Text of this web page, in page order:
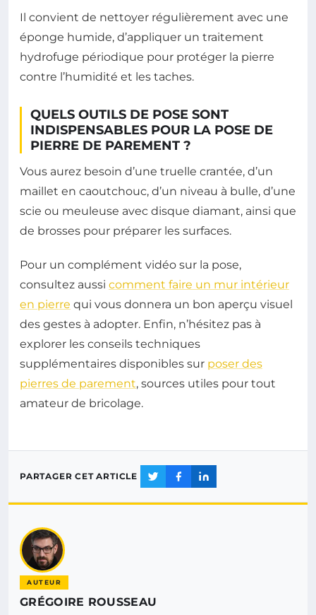
Il convient de nettoyer régulièrement avec une
éponge humide, d’appliquer un traitement
hydrofuge périodique pour protéger la pierre
contre l’humidité et les taches.
QUELS OUTILS DE POSE SONT
INDISPENSABLES POUR LA POSE DE
PIERRE DE PAREMENT ?
Vous aurez besoin d’une truelle crantée, d’un
maillet en caoutchouc, d’un niveau à bulle, d’une
scie ou meuleuse avec disque diamant, ainsi que
de brosses pour préparer les surfaces.
Pour un complément vidéo sur la pose,
consultez aussi comment faire un mur intérieur
en pierre qui vous donnera un bon aperçu visuel
des gestes à adopter. Enfin, n’hésitez pas à
explorer les conseils techniques
supplémentaires disponibles sur poser des
pierres de parement, sources utiles pour tout
amateur de bricolage.
PARTAGER CET ARTICLE
AUTEUR
GRÉGOIRE ROUSSEAU